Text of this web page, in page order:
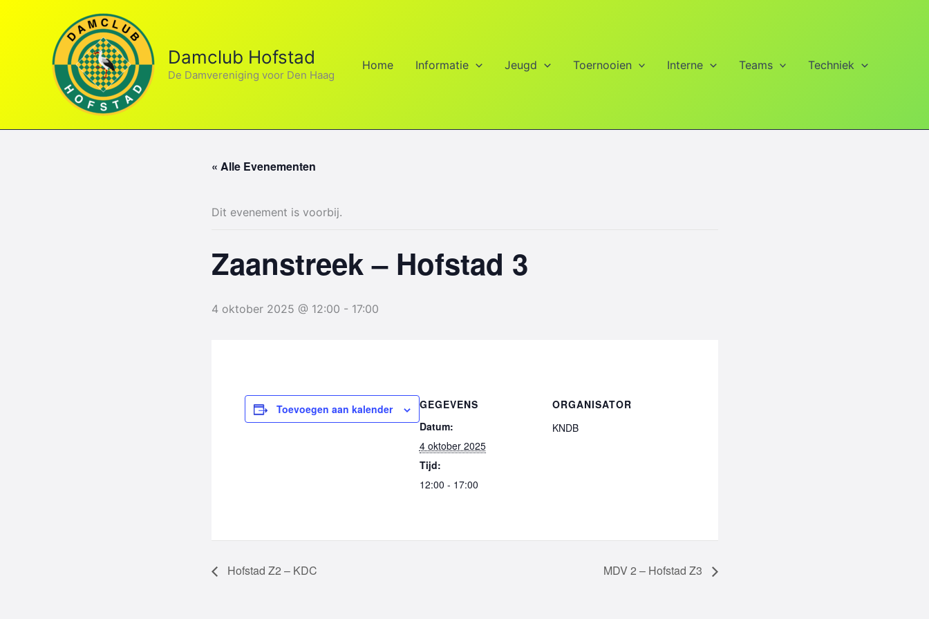
Damclub Hofstad
De Damvereniging voor Den Haag
Home Informatie Jeugd Toernooien Interne Teams Techniek
« Alle Evenementen
Dit evenement is voorbij.
Zaanstreek – Hofstad 3
4 oktober 2025 @ 12:00 - 17:00
Toevoegen aan kalender
GEGEVENS
Datum:
4 oktober 2025
Tijd:
12:00 - 17:00
ORGANISATOR
KNDB
Hofstad Z2 – KDC MDV 2 – Hofstad Z3